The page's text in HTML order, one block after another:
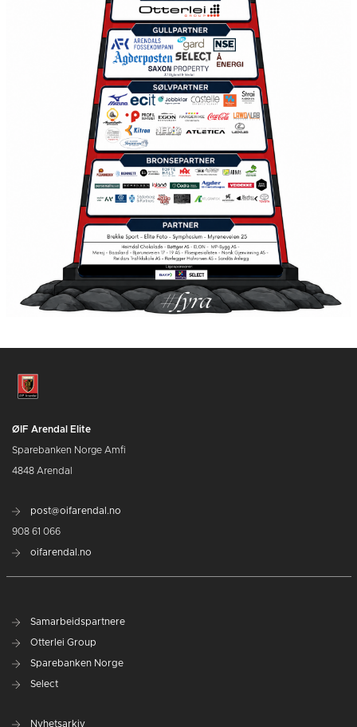
ØIF Arendal Elite
Sparebanken Norge Amfi
4848 Arendal
post@oifarendal.no
908 61 066
oifarendal.no
Samarbeidspartnere
Otterlei Group
Sparebanken Norge
Select
Nyhetsarkiv